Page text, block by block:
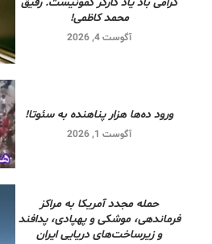
محمد کاظمی!
آگوست 4, 2026
ورود ده‌ها هزار پناهنده به سئوتا!
آگوست 1, 2026
حمله مجدد آمریکا به مراکز
فرماندهی، موشکی و پهپادی، پدافند
و زیرساخت‌های دریایی ایران